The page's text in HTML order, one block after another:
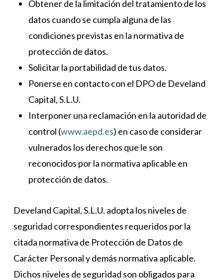
Obtener de la limitación del tratamiento de los
datos cuando se cumpla alguna de las
condiciones previstas en la normativa de
protección de datos.
Solicitar la portabilidad de tus datos.
Ponerse en contacto con el DPO de Develand
Capital, S.L.U.
Interponer una reclamación en la autoridad de
control (www.aepd.es) en caso de considerar
vulnerados los derechos que le son
reconocidos por la normativa aplicable en
protección de datos.
Develand Capital, S.L.U. adopta los niveles de
seguridad correspondientes requeridos por la
citada normativa de Protección de Datos de
Carácter Personal y demás normativa aplicable.
Dichos niveles de seguridad son obligados para